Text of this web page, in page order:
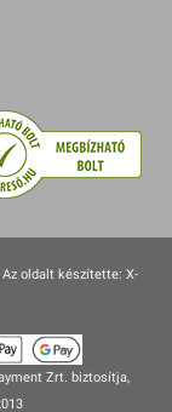
Az oldalt készítette: X-
Zrt. biztosítja,